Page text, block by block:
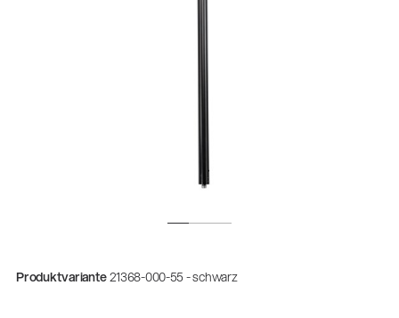
Produktvariante21368-000-55 - schwarz